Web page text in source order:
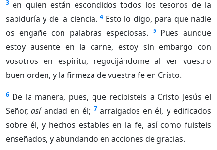
3 en quien están escondidos todos los tesoros de la
sabiduría y de la ciencia. 4 Esto lo digo, para que nadie
os engañe con palabras especiosas.
5 Pues aunque
estoy ausente en la carne, estoy sin embargo con
vosotros en espíritu, regocijándome al ver vuestro
buen orden, y la firmeza de vuestra fe en Cristo.
6 De la manera, pues, que recibisteis a Cristo Jesús el
Señor,asíandad en él; 7 arraigados en él, y edificados
sobre él, y hechos estables en la fe, así como fuisteis
enseñados, y abundando en acciones de gracias.